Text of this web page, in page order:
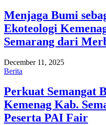
Menjaga Bumi
Ekoteologi
Semarang dari
December 11, 2025
Berita
Perkuat Semangat
Kemenag Kab.
Peserta PAI Fair